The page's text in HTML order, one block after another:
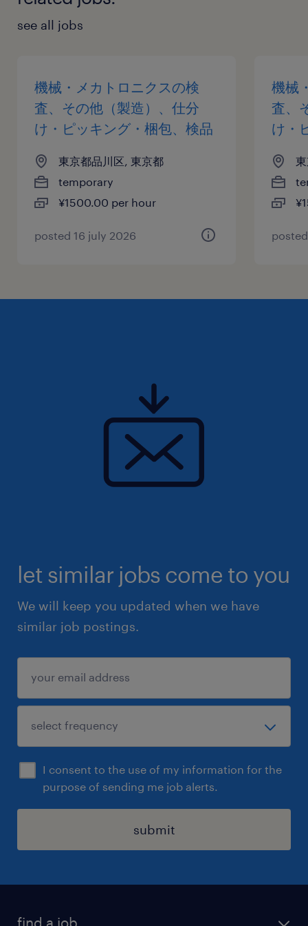
see all jobs
機械・メカトロニクスの検
査、その他（製造）、仕分
け・ピッキング・梱包、検品
東京都品川区, 東京都
temporary
¥1500.00 per hour
posted 16 july 2026
機械
査、
け・
let similar jobs come to you
We will keep you updated when we have
similar job postings.
I consent to the use of my information for the
purpose of sending me job alerts.
submit
find a job